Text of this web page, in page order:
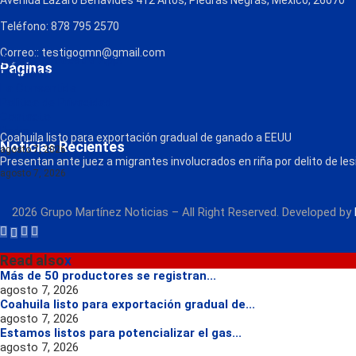
Teléfono: 878 795 2570
Correo:: testigogmn@gmail.com
Páginas
¡Descarga nuestra App!
FM Globo
Radio
Noticias Recientes
Coahuila listo para exportación gradual de ganado a EEUU
agosto 7, 2026
Presentan ante juez a migrantes involucrados en riña por delito de
agosto 7, 2026
2026 Grupo Martínez Noticias – All Right Reserved. Developed by
Read alsox
Más de 50 productores se registran...
agosto 7, 2026
Coahuila listo para exportación gradual de...
agosto 7, 2026
Estamos listos para potencializar el gas...
agosto 7, 2026